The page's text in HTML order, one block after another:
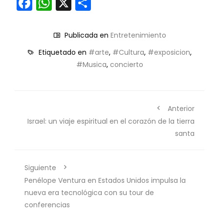
Publicada en Entretenimiento
Etiquetado en #arte, #Cultura, #exposicion,
#Musica, concierto
Anterior
Israel: un viaje espiritual en el corazón de la tierra
santa
Siguiente
Penélope Ventura en Estados Unidos impulsa la
nueva era tecnológica con su tour de
conferencias